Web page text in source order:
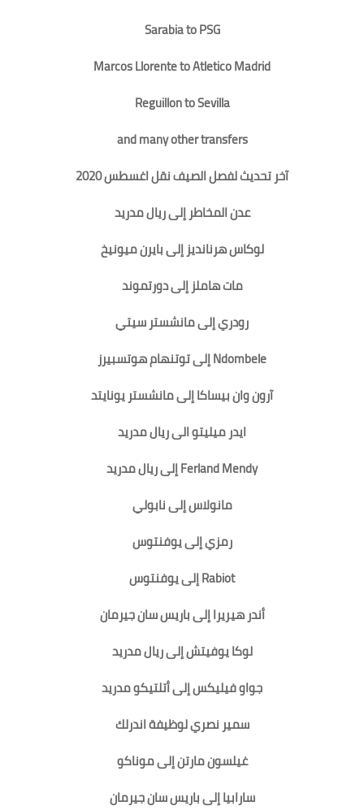
Sarabia to PSG
Marcos Llorente to Atletico Madrid
Reguillon to Sevilla
and many other transfers
آخر تحديث لفصل الصيف نقل اغسطس 2020
عدن المخاطر إلى ريال مدريد
لوكاس هرنانديز إلى بايرن ميونيخ
مات هاملز إلى دورتموند
رودري إلى مانشستر سيتي
Ndombele إلى توتنهام هوتسبيرز
آرون وان بيساكا إلى مانشستر يونايتد
ايدر ميليتو الى ريال مدريد
Ferland Mendy إلى ريال مدريد
مانولاس إلى نابولي
رمزي إلى يوفنتوس
Rabiot إلى يوفنتوس
أندر هيريرا إلى باريس سان جيرمان
لوكا يوفيتش إلى ريال مدريد
جواو فيليكس إلى أتلتيكو مدريد
سمير نصري لوظيفة اندرلك
غيلسون مارتن إلى موناكو
سارابيا إلى باريس سان جيرمان